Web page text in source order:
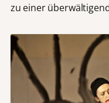
zu einer